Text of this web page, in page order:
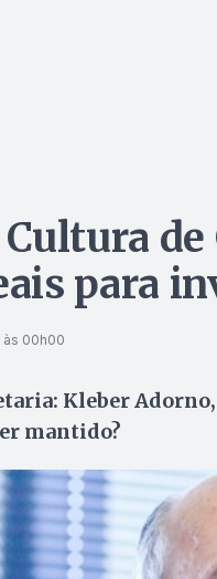
para
00h00
Kleber
mantido?